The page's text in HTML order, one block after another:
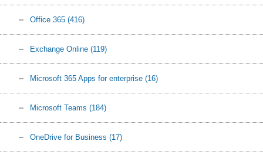
Office 365 (416)
Exchange Online (119)
Microsoft 365 Apps for enterprise (16)
Microsoft Teams (184)
OneDrive for Business (17)